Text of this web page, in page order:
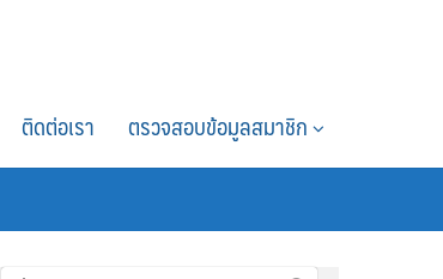
ติดต่อเรา ตรวจสอบข้อมูลสมาชิก